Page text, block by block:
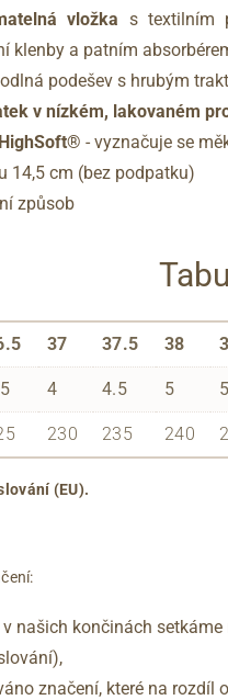
vložka s textilním
klenby a patním
podešev s hrubým
v nízkém, lakovaném
- vyznačuje se
14,5 cm (bez podpatku)
způsob
37 37.5 38
4 4.5 5
230 235 240
(EU).
našich končinách
značení, které na